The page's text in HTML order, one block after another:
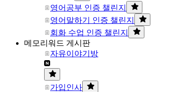
영어공부 인증 챌린지
영어말하기 인증 챌린지
회화 수업 인증 챌린지
메모리워드 게시판
자유이야기방
가입인사